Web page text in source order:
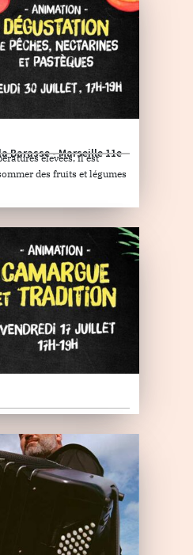
Barasse - Marseille 11e
élevées, il est
des fruits et légumes